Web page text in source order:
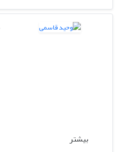
بیشتر